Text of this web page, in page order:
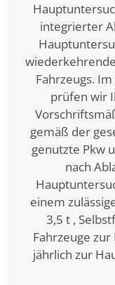
integrierter
Fahrzeugs.
prüfen wir
gemäß der
genutzte Pkw
nach
einem
3,5 t ,
Fahrzeuge
jährlich zur